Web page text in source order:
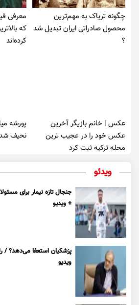
چگونه تریاک به مهم‌ترین
محصول صادراتی ایران تبدیل شد
؟
معرفی
که
کرده‌اند
عکس | خانم بازیگر آخرین
عکس خود را در عجیب ترین
محله ترکیه ثبت کرد
پورشه
نحیف
ویدئو
جنجال تازه نیمار برای
+ ویدیو
پزشکیان استعفا می‌دهد؟ /
ویدیو